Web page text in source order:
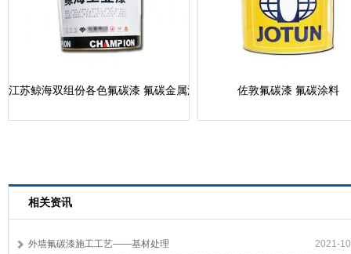
江苏鲸海双组份各色氟碳漆 氟碳金属漆 佐敦氟碳漆 氟碳涂料
相关资讯
2021-
外墙氟碳漆施工工艺——基材处理